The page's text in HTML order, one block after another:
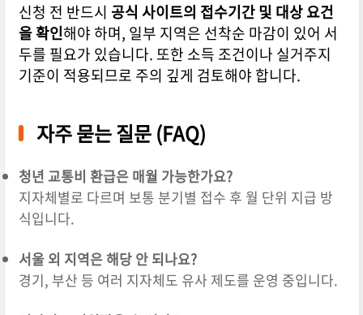
신청 전 반드시 공식 사이트의 접수기간 및 대상 요건
을 확인해야 하며, 일부 지역은 선착순 마감이 있어 서
두를 필요가 있습니다. 또한 소득 조건이나 실거주지
기준이 적용되므로 주의 깊게 검토해야 합니다.
자주 묻는 질문 (FAQ)
청년 교통비 환급은 매월 가능한가요?
지자체별로 다르며 보통 분기별 접수 후 월 단위 지급 방
식입니다.
서울 외 지역은 해당 안 되나요?
경기, 부산 등 여러 지자체도 유사 제도를 운영 중입니다.